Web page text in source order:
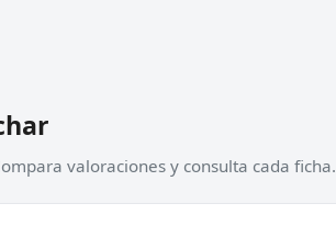
valoraciones y consulta cada ficha.